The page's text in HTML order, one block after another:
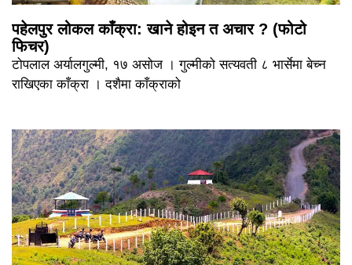
पहेलपुर लोकल काँक्रा: खाने होइन त अचार ? (फोटो
फिचर)
टोपलाल अर्यालगुल्मी, १७ असोज । गुल्मीको सत्यवती ८ भार्सेमा बेच्न
राखिएका काँक्रा । दशैमा काँक्राको